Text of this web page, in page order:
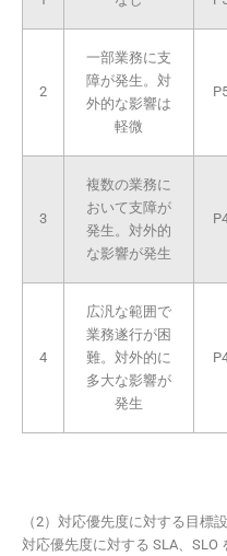
2
一部業務に支
障が発生。対
外的な影響は
軽微
3
複数の業務に
おいて支障が
発生。対外的
な影響が発生
4
広汎な範囲で
業務遂行が困
難。対外的に
多大な影響が
発生
（2）対応優先度に対する目標
対応優先度に対する SLA、SLO